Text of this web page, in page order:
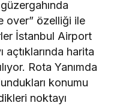
over” özelliği ile
İstanbul Airport
açtıklarında harita
Rota Yanımda
konumu
noktayı